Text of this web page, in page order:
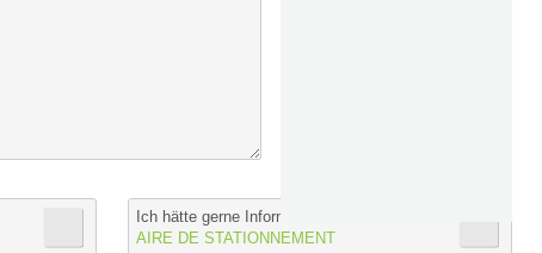
Ich hätte gerne Informationen von :
AIRE DE STATIONNEMENT